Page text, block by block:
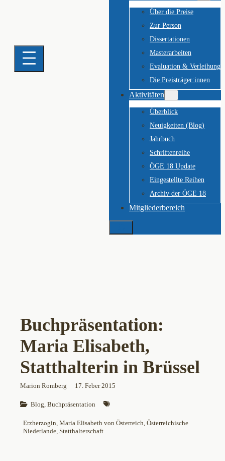
Über die Preise
Zur Person
Dissertationen
Masterarbeiten
Evaluation & Verleihung
Die Preisträger:innen
Aktivitäten
Überblick
Neuigkeiten (Blog)
Jahrbuch
Schriftenreihe
ÖGE 18 Update
Eingestellte Reihen
Archiv der ÖGE 18
Mitgliederbereich
Suchen
Buchpräsentation:
Maria Elisabeth,
Statthalterin in Brüssel
Marion Romberg 17. Feber 2015
Blog, Buchpräsentation
Erzherzogin, Maria Elisabeth von Österreich, Österreichische
Niederlande, Statthalterschaft